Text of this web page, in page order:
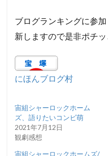
ブログランキングに参
新しますので是非ポチッ
にほんブログ村
宙組シャーロックホーム
ズ、語りたいコンビ萌
2021年7月12日
観劇感想
宙組シャーロックホームズ/